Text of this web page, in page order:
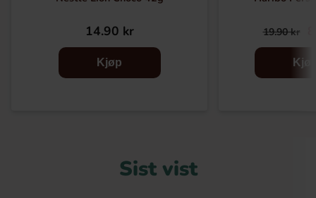
14.90 kr
Kjøp
19.90 kr
Sist vist